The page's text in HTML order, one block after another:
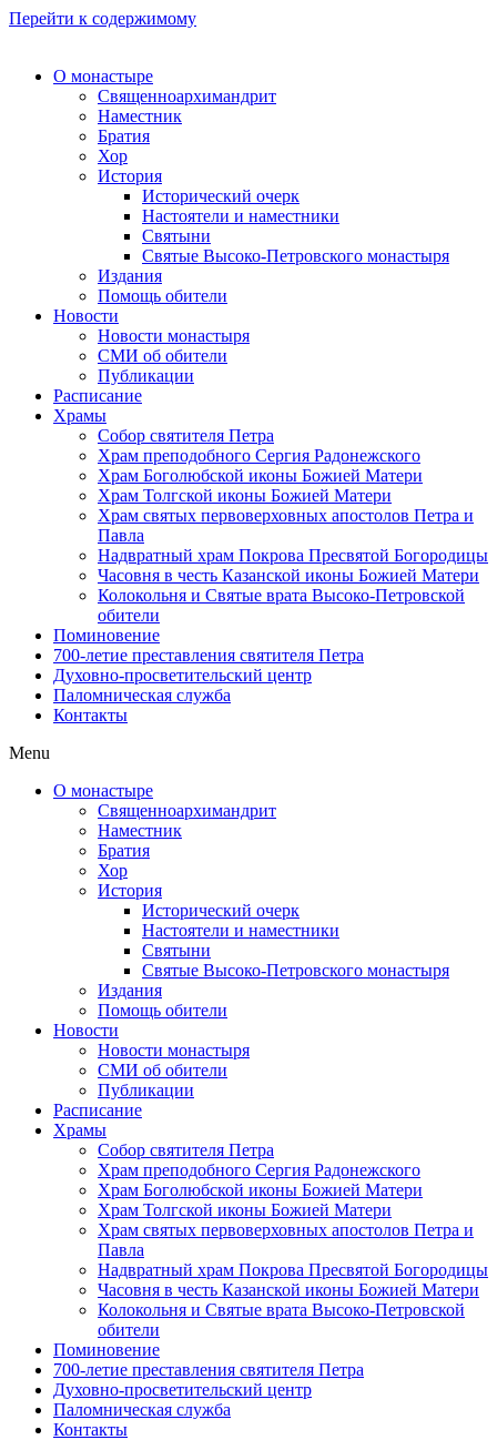
Перейти к содержимому
О монастыре
Священноархимандрит
Наместник
Братия
Хор
История
Исторический очерк
Настоятели и наместники
Святыни
Святые Высоко-Петровского монастыря
Издания
Помощь обители
Новости
Новости монастыря
СМИ об обители
Публикации
Расписание
Храмы
Собор святителя Петра
Храм преподобного Сергия Радонежского
Храм Боголюбской иконы Божией Матери
Храм Толгской иконы Божией Матери
Храм святых первоверховных апостолов Петра и
Павла
Надвратный храм Покрова Пресвятой Богородицы
Часовня в честь Казанской иконы Божией Матери
Колокольня и Святые врата Высоко-Петровской
обители
Поминовение
700-летие преставления святителя Петра
Духовно-просветительский центр
Паломническая служба
Контакты
Menu
О монастыре
Священноархимандрит
Наместник
Братия
Хор
История
Исторический очерк
Настоятели и наместники
Святыни
Святые Высоко-Петровского монастыря
Издания
Помощь обители
Новости
Новости монастыря
СМИ об обители
Публикации
Расписание
Храмы
Собор святителя Петра
Храм преподобного Сергия Радонежского
Храм Боголюбской иконы Божией Матери
Храм Толгской иконы Божией Матери
Храм святых первоверховных апостолов Петра и
Павла
Надвратный храм Покрова Пресвятой Богородицы
Часовня в честь Казанской иконы Божией Матери
Колокольня и Святые врата Высоко-Петровской
обители
Поминовение
700-летие преставления святителя Петра
Духовно-просветительский центр
Паломническая служба
Контакты